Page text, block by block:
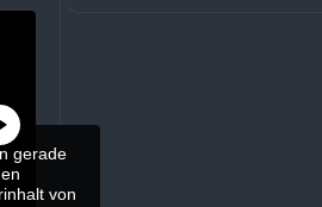
gerade
von